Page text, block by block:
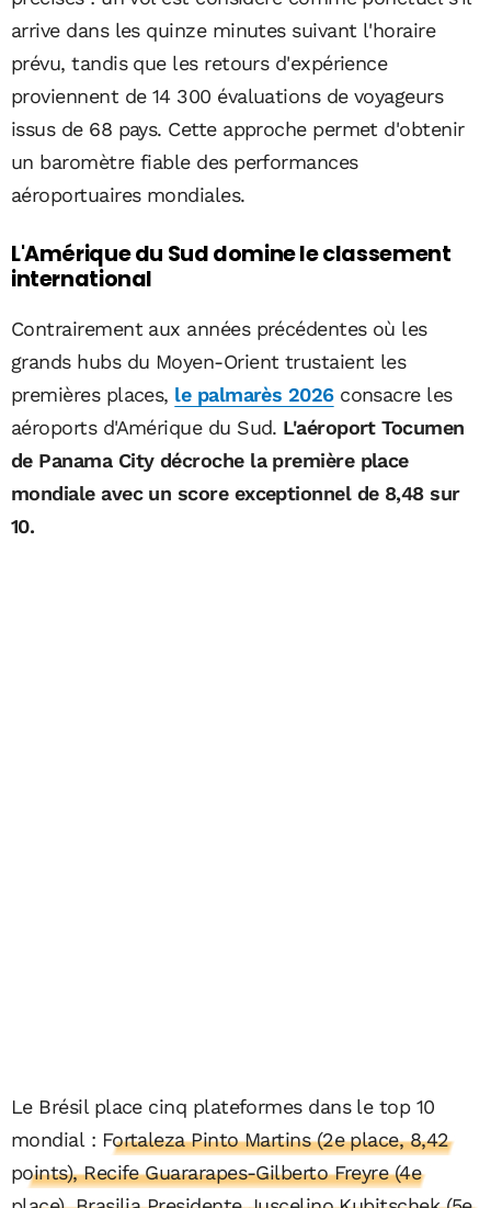
arrive dans les quinze minutes suivant l'horaire
prévu, tandis que les retours d'expérience
proviennent de 14 300 évaluations de voyageurs
issus de 68 pays. Cette approche permet d'obtenir
un baromètre fiable des performances
aéroportuaires mondiales.
L'Amérique du Sud domine le classement
international
Contrairement aux années précédentes où les
grands hubs du Moyen-Orient trustaient les
premières places, le palmarès 2026consacre les
aéroports d'Amérique du Sud. L'aéroport Tocumen
de Panama City décroche la première place
mondiale avec un score exceptionnel de 8,48 sur
10.
Le Brésil place cinq plateformes dans le top 10
mondial : Fortaleza Pinto Martins (2e place, 8,42
points), Recife Guararapes-Gilberto Freyre (4e